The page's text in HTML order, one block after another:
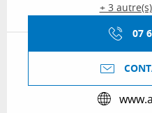
+ 3
07